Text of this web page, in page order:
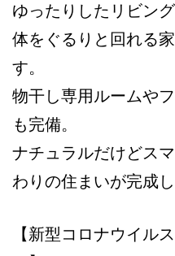
ゆったりしたリビン
体をぐるりと回れる
す。
物干し専用ルームや
も完備。
ナチュラルだけどス
わりの住まいが完成し
【新型コロナウイル